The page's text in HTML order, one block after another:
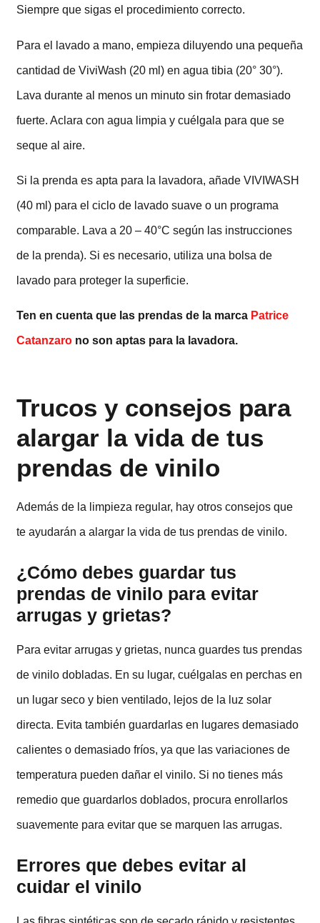
Siempre que sigas el procedimiento correcto.
Para el lavado a mano, empieza diluyendo una pequeña
cantidad de ViviWash (20 ml) en agua tibia (20° 30°).
Lava durante al menos un minuto sin frotar demasiado
fuerte. Aclara con agua limpia y cuélgala para que se
seque al aire.
Si la prenda es apta para la lavadora, añade VIVIWASH
(40 ml) para el ciclo de lavado suave o un programa
comparable. Lava a 20 – 40°C según las instrucciones
de la prenda). Si es necesario, utiliza una bolsa de
lavado para proteger la superficie.
Ten en cuenta que las prendas de la marca Patrice
Catanzaro no son aptas para la lavadora.
Trucos y consejos para
alargar la vida de tus
prendas de vinilo
Además de la limpieza regular, hay otros consejos que
te ayudarán a alargar la vida de tus prendas de vinilo.
¿Cómo debes guardar tus
prendas de vinilo para evitar
arrugas y grietas?
Para evitar arrugas y grietas, nunca guardes tus prendas
de vinilo dobladas. En su lugar, cuélgalas en perchas en
un lugar seco y bien ventilado, lejos de la luz solar
directa. Evita también guardarlas en lugares demasiado
calientes o demasiado fríos, ya que las variaciones de
temperatura pueden dañar el vinilo. Si no tienes más
remedio que guardarlos doblados, procura enrollarlos
suavemente para evitar que se marquen las arrugas.
Errores que debes evitar al
cuidar el vinilo